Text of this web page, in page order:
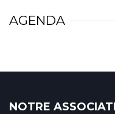
AGENDA
NOTRE